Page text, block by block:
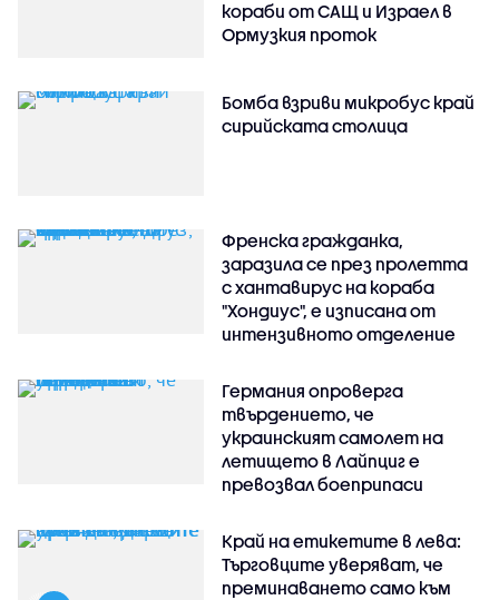
кораби от САЩ и Израел в
Ормузкия проток
Бомба взриви микробус край
сирийската столица
Френска гражданка,
заразила се през пролетта
с хантавирус на кораба
"Хондиус", е изписана от
интензивното отделение
Германия опроверга
твърдението, че
украинският самолет на
летището в Лайпциг е
превозвал боеприпаси
Край на етикетите в лева:
Търговците уверяват, че
преминаването само към